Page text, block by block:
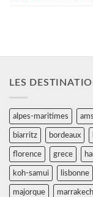
LES
alpes-maritimes
biarritz bordeaux
florence grece
koh-samui lisbonne
majorque marrakech